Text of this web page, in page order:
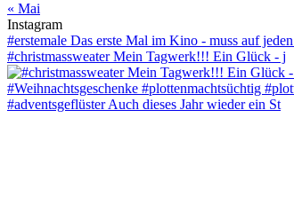
« Mai
Instagram
#erstemale Das erste Mal im Kino - muss auf jeden
#christmassweater Mein Tagwerk!!! Ein Glück - j
#adventsgeflüster Auch dieses Jahr wieder ein St